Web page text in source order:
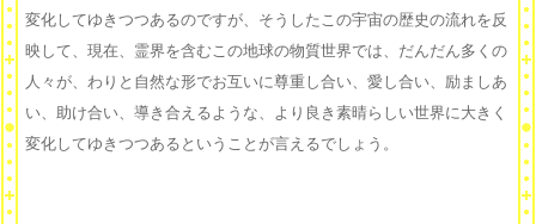
変化してゆきつつあるのですが、そうしたこの宇宙の歴史の流れを反
映して、現在、霊界を含むこの地球の物質世界では、だんだん多くの
人々が、わりと自然な形でお互いに尊重し合い、愛し合い、励ましあ
い、助け合い、導き合えるような、より良き素晴らしい世界に大きく
変化してゆきつつあるということが言えるでしょう。